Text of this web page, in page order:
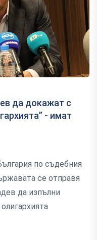
да докажат с
- имат
по съдебния
се отправя
да изпълни